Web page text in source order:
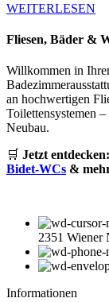
WEITERLESEN
Fliesen, Bäder &
Willkommen in
an hochwertigen
Toilettensystemen
Neubau.
🛒 Jetzt entdecken:
Bidet-WCs &
2351 Wiener
Informationen